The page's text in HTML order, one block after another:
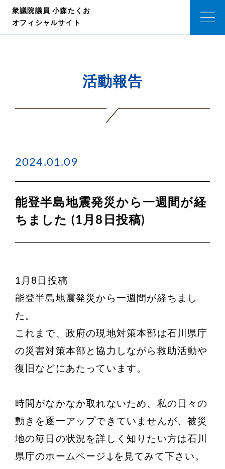
衆議院議員 小森たくお
オフィシャルサイト
活動報告
2024.01.09
能登半島地震発災から一週間が経
ちました (1月8日投稿)
1月8日投稿
能登半島地震発災から一週間が経ちまし
た。
これまで、政府の現地対策本部は石川県庁
の災害対策本部と協力しながら救助活動や
復旧などにあたっています。
時間がなかなか取れないため、私の日々の
動きを逐一アップできていませんが、被災
地の毎日の状況を詳しく知りたい方は石川
県庁のホームページ↓を見てみて下さい。